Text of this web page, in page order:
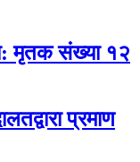
मृतक संख्या १२
प्रमाण